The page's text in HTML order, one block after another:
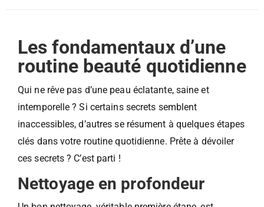
Les fondamentaux d’une
routine beauté quotidienne
Qui ne rêve pas d’une peau éclatante, saine et
intemporelle ? Si certains secrets semblent
inaccessibles, d’autres se résument à quelques étapes
clés dans votre routine quotidienne. Prête à dévoiler
ces secrets ? C’est parti !
Nettoyage en profondeur